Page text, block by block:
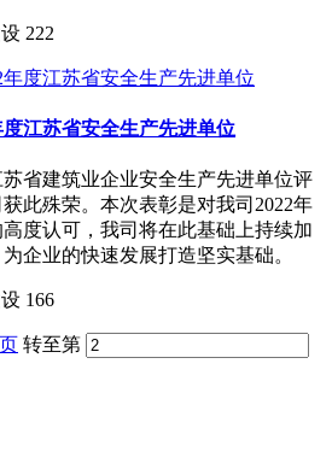
222
江苏省安全生产先进单位
省建筑业企业安全生产先进单位评
此殊荣。本次表彰是对我司2022年
度认可，我司将在此基础上持续加
企业的快速发展打造坚实基础。
166
转至第